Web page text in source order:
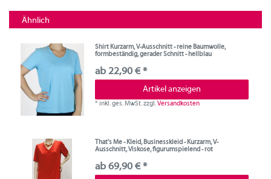
Ähnlich
Shirt Kurzarm, V-Ausschnitt - reine Baumwolle,
formbeständig, gerader Schnitt - hellblau
ab 22,90 € *
Artikel anzeigen
*inkl. ges. MwSt.zzgl.Versandkosten
That's Me - Kleid, Businesskleid - Kurzarm, V-
Ausschnitt, Viskose, figurumspielend - rot
ab 69,90 € *